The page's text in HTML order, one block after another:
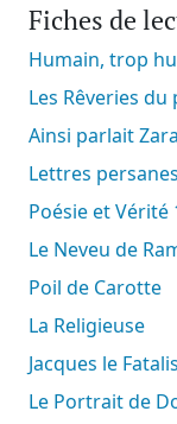
Fiches de
Humain, trop
Les Rêveries
Ainsi parlait
Lettres persanes
Poésie et Vérité
Le Neveu de
Poil de Carotte
La Religieuse
Jacques le
Le Portrait de